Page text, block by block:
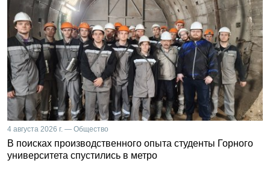
4 августа 2026 г. — Общество
В поисках производственного опыта студенты Горного
университета спустились в метро